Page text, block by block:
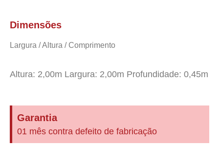
Dimensões
Largura / Altura / Comprimento
Altura: 2,00m Largura: 2,00m Profundidade: 0,45m
Garantia
01 mês contra defeito de fabricação